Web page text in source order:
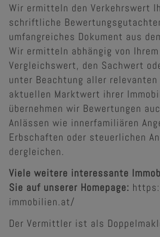
Wir ermitteln den Verkehrswert
schriftliche
umfangreiches Dokument aus
Wir ermitteln abhängig von
Vergleichswert, den Sachwert
unter Beachtung aller relevanten
aktuellen Marktwert ihrer
übernehmen wir Bewertungen
Anlässen wie innerfamiliären
Erbschaften oder steuerlichen
dergleichen.
Viele weitere interessante
Sie auf unserer Homepage:
immobilien.at/
Der Vermittler ist als